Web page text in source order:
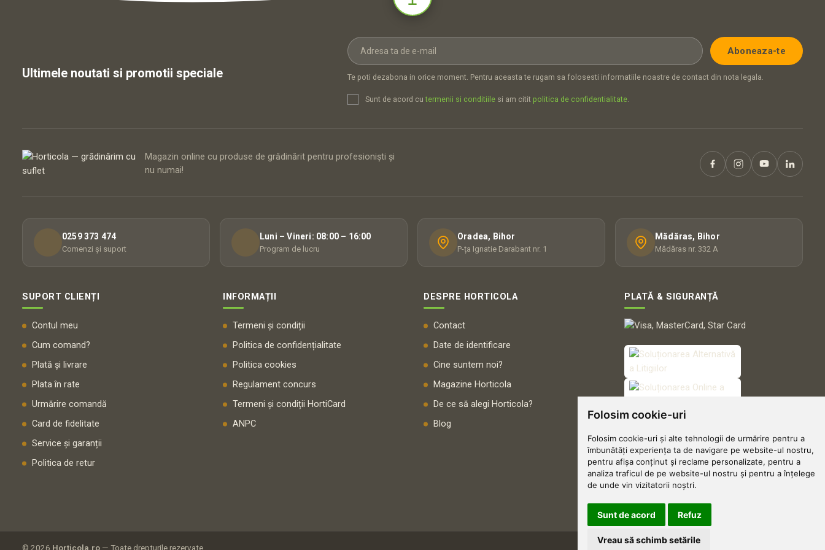
Folosim cookie-uri
Folosim cookie-uri și alte tehnologii de urmărire pentru a
îmbunătăți experiența ta de navigare pe website-ul nostru,
pentru afișa conținut și reclame personalizate, pentru a
analiza traficul de pe website-ul nostru și pentru a înțelege
de unde vin vizitatorii noștri.
Sunt de acord Refuz
Vreau să schimb setările
Ultimele noutati si promotii speciale Te poti dezabona in orice moment. Pentru aceasta te rugam sa folosesti informatiile noastre de contact din nota legala.
Sunt de acord cutermenii si conditiile si am citit politica de confidentialitate
Magazin online cu produse de grădinărit pentru profesioniști și
nu numai!
0259 373 474
Comenzi și suport
Luni – Vineri: 08:00 – 16:00
Program de lucru
Oradea, Bihor
P-ța Ignatie Darabant nr. 1
Mădăras, Bihor
Mădăras nr. 332 A
SUPORT CLIENȚI
Contul meu
Cum comand?
Plată și livrare
Plata în rate
Urmărire comandă
Card de fidelitate
Service și garanții
Politica de retur
INFORMAȚII
Termeni și condiții
Politica de confidențialitate
Politica cookies
Regulament concurs
Termeni și condiții HortiCard
ANPC
DESPRE HORTICOLA
Contact
Date de identificare
Cine suntem noi?
Magazine Horticola
De ce să alegi Horticola?
Blog
PLATĂ & SIGURANȚĂ
© 2026 Horticola.ro — Toate drepturile rezervate.